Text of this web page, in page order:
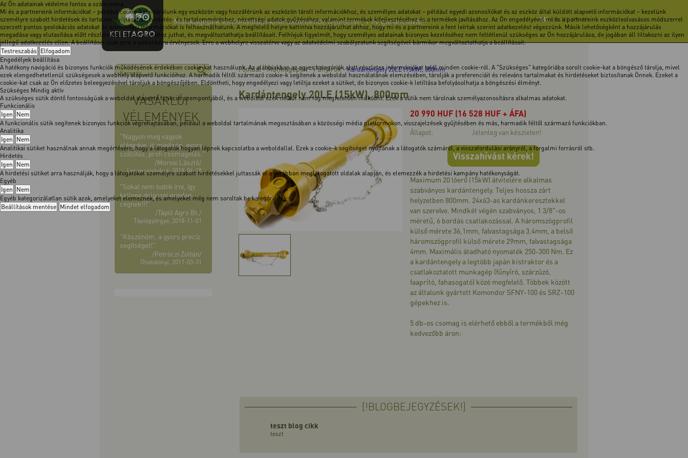
Az Ön adatainak védelme fontos a számunkra
Mi és a partnereink információkat – például cookie-kat – tárolunk egy eszközön vagy hozzáférünk az eszközön tárolt információkhoz, és személyes adatokat – például egyedi azonosítókat és az eszköz által küldött alapvető információkat – kezelünk
személyre szabott hirdetések és tartalom nyújtásához, hirdetés- és tartalomméréshez, nézettségi adatok gyűjtéséhez, valamint termékek kifejlesztéséhez és a termékek javításához. Az Ön engedélyével mi és a partnereink eszközleolvasásos módszerrel
szerzett pontos geolokációs adatokat és azonosítási információkat is felhasználhatunk. A megfelelő helyre kattintva hozzájárulhat ahhoz, hogy mi és a partnereink a fent leírtak szerint adatkezelést végezzünk. Másik lehetőségként a hozzájárulás
megadása vagy elutasítása előtt részletesebb információkhoz juthat, és megváltoztathatja beállításait. Felhívjuk figyelmét, hogy személyes adatainak bizonyos kezeléséhez nem feltétlenül szükséges az Ön hozzájárulása, de jogában áll tiltakozni az ilyen
jellegű adatkezelés ellen. A beállításai csak erre a weboldalra érvényesek. Erre a webhelyre visszatérve vagy az adatvédelmi szabályzatunk segítségével bármikor megváltoztathatja a beállításait.
Testreszabás Elfogadom
Engedélyek beállítása
A hatékony navigáció és bizonyos funkciók működésének érdekében cookie-kat használunk. Az alábbiakban az egyes kategóriák alatt részletes információkat talál minden cookie-ról. A "Szükséges" kategóriába sorolt cookie-kat a böngésző tárolja, mivel
ezek elengedhetetlenül szükségesek a webhely alapvető funkcióihoz. A harmadik féltől származó cookie-k segítenek a weboldal használatának elemzésében, tárolják a preferenciáit és releváns tartalmakat és hirdetéseket biztosítanak Önnek. Ezeket a
cookie-kat csak az Ön előzetes beleegyezésével tároljuk a böngészőjében. Eldöntheti, hogy engedélyezi vagy letiltja ezeket a sütiket, de bizonyos cookie-k letiltása befolyásolhatja a böngészési élményt.
Szükséges Mindig aktív
A szükséges sütik döntő fontosságúak a weboldal alapvető funkciói szempontjából, és a weboldal ezek nélkül nem fog megfelelően működni. Ezek a sütik nem tárolnak személyazonosításra alkalmas adatokat.
Funkcionális
Igen Nem
A funkcionális sütik segítenek bizonyos funkciók végrehajtásában, például a weboldal tartalmának megosztásában a közösségi média platformokon, visszajelzések gyűjtésében és más, harmadik féltől származó funkciókban.
Analitika
Igen Nem
Analitikai sütiket használnak annak megértésére, hogy a látogatók hogyan lépnek kapcsolatba a weboldallal. Ezek a cookie-k segítséget nyújtanak a látogatók számáról, a visszafordulási arányról, a forgalmi forrásról stb.
Hirdetés
Igen Nem
A hirdetési sütiket arra használják, hogy a látogatókat személyre szabott hirdetésekkel juttassák el a korábban meglátogatott oldalak alapján, és elemezzék a hirdetési kampány hatékonyságát.
Egyéb
Igen Nem
Egyéb kategorizálatlan sütik azok, amelyeket elemeznek, és amelyeket még nem soroltak be kategóriába.
Beállítások mentése Mindet elfogadom
Munkagépek kimondottan kistraktorokhoz fejlesztve, 1 év garanciával! HU EN DE FR RO
VÁSÁRLÓI
VÉLEMÉNYEK
"Nagyon meg vagyok
elégedve, jó minőség, gyors
szállítás, profi csomagolás."
/Morvai László/
Lesenceistvánd, 2019-06-18
"Sokat nem tudok írni, így
kellene dolgozni minden
cégnek!!!"
/Tápió Agro Bt./
Tápiógyörgye, 2018-11-01
"Köszönöm, a gyors precíz
segítséget!"
/Petróczi Zoltán/
Ötvöskónyi, 2017-03-31
Főoldal-Munkagépek-Fűnyírók-Kardántengely 20LE (15kW), 800mm
Kardántengely 20LE (15kW), 800mm
20 990 HUF (16 528 HUF + ÁFA)
Állapot: Jelenleg van készleten!
Visszahívást kérek!
Maximum 20 lóerő (15kW) átvitelére alkalmas
szabványos kardántengely. Teljes hossza zárt
helyzetben 800mm. 24x63-as kardánkeresztekkel
van szerelve. Mindkét végén szabványos, 1 3/8"-os
méretű, 6 bordás csatlakozással. A háromszögprofil
külső mérete 36,1mm, falvastagsága 3,4mm, a belső
háromszögprofil külső mérete 29mm, falvastagsága
4mm. Maximális átadható nyomaték 250-300 Nm. Ez
a kardántengely a legtöbb japán kistraktor és a
csatlakoztatott munkagép (fűnyíró, szárzúzó,
faaprító, fahasogató) közé megfelelő. Többek között
az általunk gyártott Komondor SFNY-100 és SRZ-100
gépekhez is.
5 db-os csomag is elérhető ebből a termékből még
kedvezőbb áron:
[!BLOGBEJEGYZÉSEK!]
teszt blog cikk
teszt